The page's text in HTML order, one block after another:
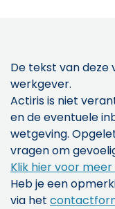
De tekst van
werkgever.
Actiris is niet
en de eventuele
wetgeving.
vragen om
Klik hier voor
Heb je een
via het